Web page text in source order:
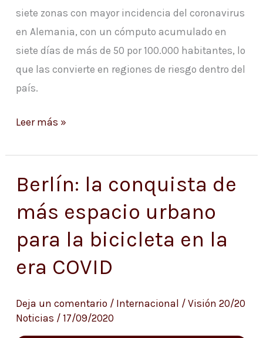
siete zonas con mayor incidencia del coronavirus
en Alemania, con un cómputo acumulado en
siete días de más de 50 por 100.000 habitantes, lo
que las convierte en regiones de riesgo dentro del
país.
19
en
Alemania
Leer más »
Berlín: la conquista de
más espacio urbano
para la bicicleta en la
era COVID
Deja un comentario / Internacional / Visión 20/20
Noticias / 17/09/2020
Berlín:
conquista
de
más
espacio
para